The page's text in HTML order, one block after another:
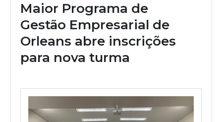
Maior Programa de
Gestão Empresarial de
Orleans abre inscrições
para nova turma